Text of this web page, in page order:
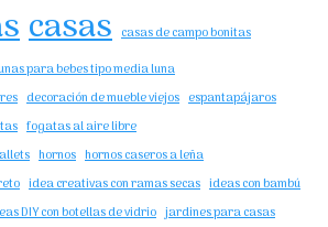
casas casas de campo bonitas
para bebes tipo media luna
decoración de mueble viejos espantapájaros
fogatas al aire libre
hornos hornos caseros a leña
idea creativas con ramas secas ideas con bambú
DIY con botellas de vidrio jardines para casas